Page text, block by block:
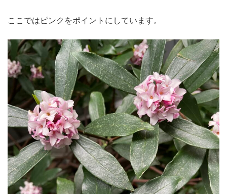
ここではピンクをポイントにしています。